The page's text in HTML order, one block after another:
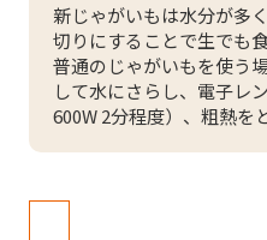
新じゃがいもは水分が多
切りにすることで生でも
普通のじゃがいもを使う
して水にさらし、電子レ
600W 2分程度）、粗熱を